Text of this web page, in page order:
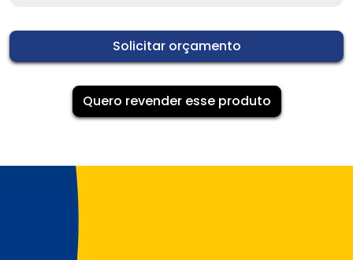
Solicitar orçamento
Quero revender esse produto